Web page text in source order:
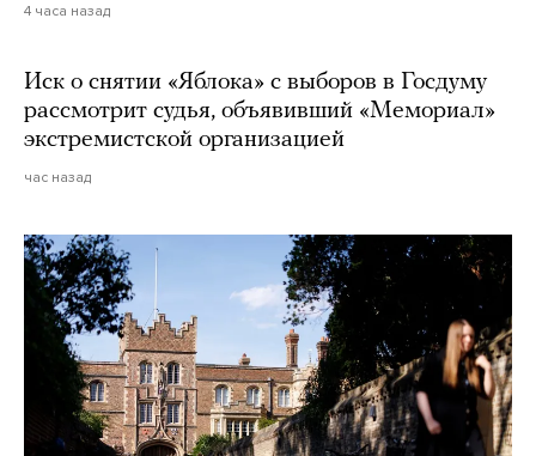
4 часа назад
Иск о снятии «Яблока» с выборов в Госдуму
рассмотрит судья, объявивший «Мемориал»
экстремистской организацией
час назад